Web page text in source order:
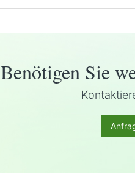
Benötigen Sie